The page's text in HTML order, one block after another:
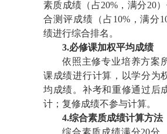
素质成绩（占20% ，满分20
合测评成绩 （占10%，满分
绩进行综合排名。
3.必修课加权平均成绩
依照主修专业培养方案
课成绩进行计算，以学分为
均成绩。补考和重修通过后
计；复修成绩不参与计算。
4.综合素质成绩计算方法
综合素质成绩满分20分